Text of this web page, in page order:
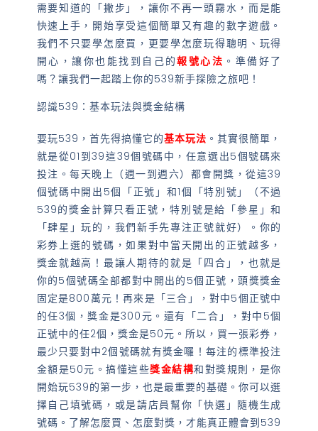
需要知道的「撇步」，讓你不再一頭霧水，而是能
快速上手，開始享受這個簡單又有趣的數字遊戲。
我們不只要學怎麼買，更要學怎麼玩得聰明、玩得
開心，讓你也能找到自己的報號心法 。準備好了
嗎？讓我們一起踏上你的539新手探險之旅吧！
認識539：基本玩法與獎金結構
要玩539，首先得搞懂它的基本玩法 。其實很簡單，
就是從01到39這39個號碼中，任意選出5個號碼來
投注。每天晚上（週一到週六）都會開獎，從這39
個號碼中開出5個「正號」和1個「特別號」（不過
539的獎金計算只看正號，特別號是給「參星」和
「肆星」玩的，我們新手先專注正號就好）。你的
彩券上選的號碼，如果對中當天開出的正號越多，
獎金就越高！最讓人期待的就是「四合」，也就是
你的5個號碼全部都對中開出的5個正號，頭獎獎金
固定是800萬元！再來是「三合」，對中5個正號中
的任3個，獎金是300元。還有「二合」，對中5個
正號中的任2個，獎金是50元。所以，買一張彩券，
最少只要對中2個號碼就有獎金囉！每注的標準投注
金額是50元。搞懂這些獎金結構和對獎規則，是你
開始玩539的第一步，也是最重要的基礎。你可以選
擇自己填號碼，或是請店員幫你「快選」隨機生成
號碼。了解怎麼買、怎麼對獎，才能真正體會到539